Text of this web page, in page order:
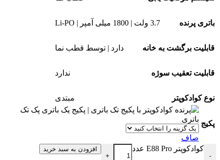
باتری پرنده 3.7 ولت | 1800 میلی آمپر | Li-PO
قابلیت برگشت به خانه دارد | توسط قطب نما
قابلیت تعقیب سوژه ندارد
نوع کوادکوپتر مبتدی
پکیج
پک تک
باتری
صاف
-
کوادکوپتر E88 Pro عدد
+
افزودن به سبد خرید